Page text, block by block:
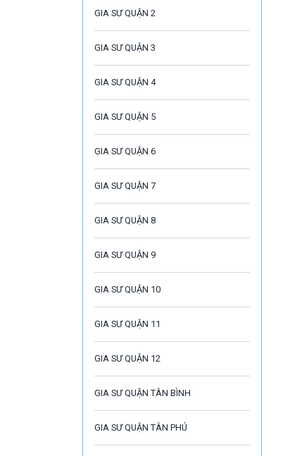
GIA SƯ QUẬN 2
GIA SƯ QUẬN 3
GIA SƯ QUẬN 4
GIA SƯ QUẬN 5
GIA SƯ QUẬN 6
GIA SƯ QUẬN 7
GIA SƯ QUẬN 8
GIA SƯ QUẬN 9
GIA SƯ QUẬN 10
GIA SƯ QUẬN 11
GIA SƯ QUẬN 12
GIA SƯ QUẬN TÂN BÌNH
GIA SƯ QUẬN TÂN PHÚ